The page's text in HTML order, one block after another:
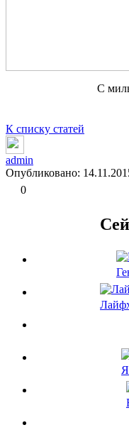
С
К списку статей
admin
Опубликовано:
0